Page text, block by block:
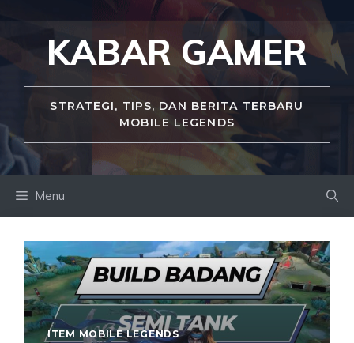
content
KABAR GAMER
STRATEGI, TIPS, DAN BERITA TERBARU
MOBILE LEGENDS
Menu
ITEM MOBILE LEGENDS